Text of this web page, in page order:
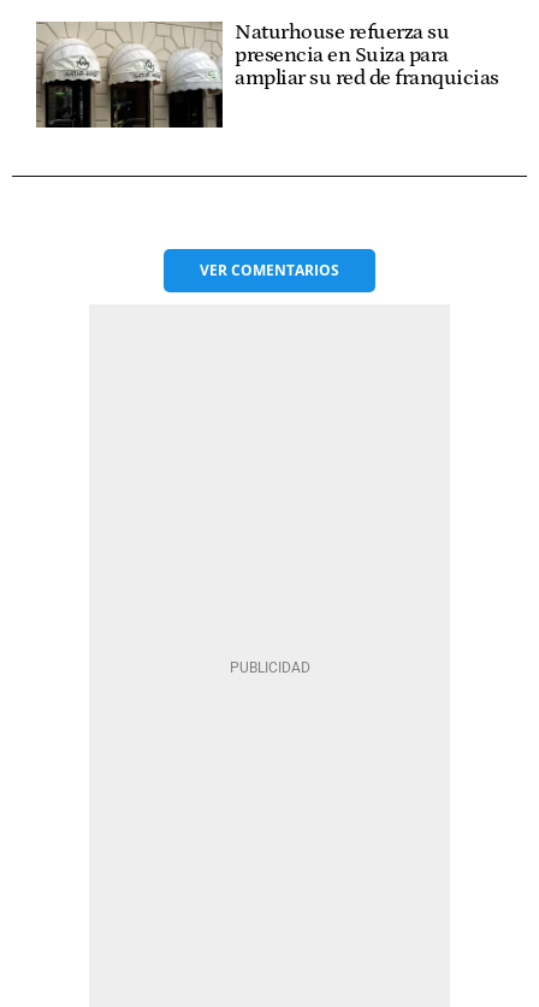
Naturhouse refuerza su
presencia en Suiza para
ampliar su red de franquicias
VERCOMENTARIOS